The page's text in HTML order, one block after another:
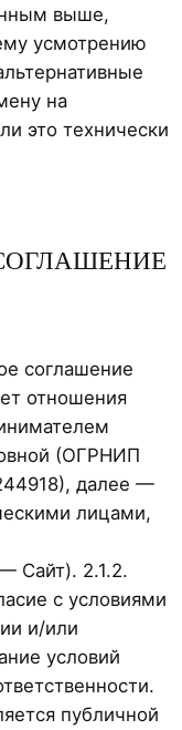
выше,
усмотрению
на
это технически
соглашение
отношения
(ОГРНИП
далее —
лицами,
Сайт). 2.1.2.
с условиями
и/или
условий
публичной